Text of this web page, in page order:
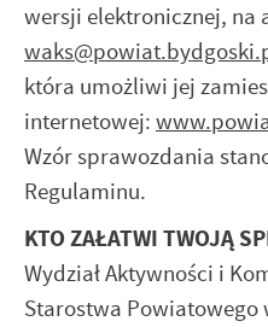
wersji elektronicznej, na
która umożliwi jej
internetowej:
Wzór sprawozdania
Regulaminu.
KTO ZAŁATWI TWOJĄ
Wydział Aktywności i
Starostwa Powiatowego